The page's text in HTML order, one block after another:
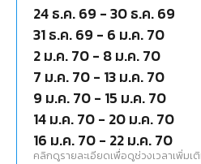
24 ธ.ค. 69 -30 ธ.ค. 69
31 ธ.ค. 69 - 6 ม.ค. 70
2 ม.ค. 70- 8 ม.ค. 70
7 ม.ค. 70- 13 ม.ค. 70
9 ม.ค. 70- 15 ม.ค. 70
14 ม.ค. 70- 20 ม.ค. 70
16 ม.ค. 70- 22 ม.ค. 70
คลิกดูรายละเอียดเพื่อดูช่วงเวลาเพิ่มเ